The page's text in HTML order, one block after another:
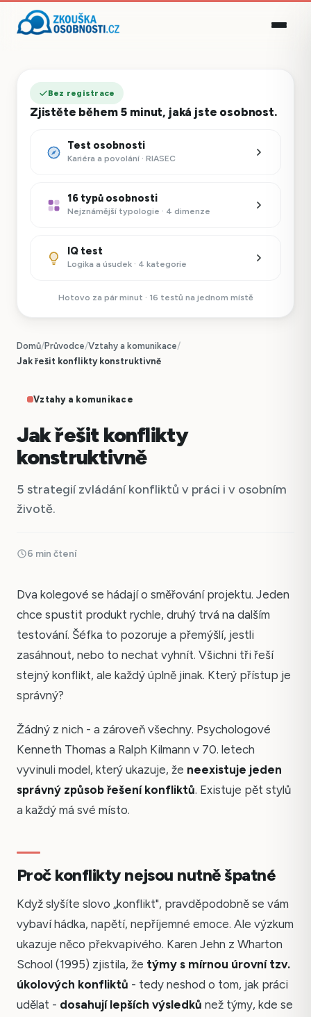
Bez registrace
Zjistěte během 5 minut, jaká jste osobnost.
Test osobnosti
Kariéra a povolání · RIASEC
16 typů osobnosti
Nejznámější typologie · 4 dimenze
IQ test
Logika a úsudek · 4 kategorie
Hotovo za pár minut · 16 testů na jednom místě
Domů/Průvodce/Vztahy a komunikace/
Jak řešit konflikty konstruktivně
Vztahy a komunikace
Jak řešit konflikty
konstruktivně
5 strategií zvládání konfliktů v práci i v osobním
životě.
6 min čtení
Dva kolegové se hádají o směřování projektu. Jeden
chce spustit produkt rychle, druhý trvá na dalším
testování. Šéfka to pozoruje a přemýšlí, jestli
zasáhnout, nebo to nechat vyhnít. Všichni tři řeší
stejný konflikt, ale každý úplně jinak. Který přístup je
správný?
Žádný z nich - a zároveň všechny. Psychologové
Kenneth Thomas a Ralph Kilmann v 70. letech
vyvinuli model, který ukazuje, že neexistuje jeden
správný způsob řešení konfliktů. Existuje pět stylů
a každý má své místo.
Proč konflikty nejsou nutně špatné
Když slyšíte slovo „konflikt", pravděpodobně se vám
vybaví hádka, napětí, nepříjemné emoce. Ale výzkum
ukazuje něco překvapivého. Karen Jehn z Wharton
School (1995) zjistila, že týmy s mírnou úrovní tzv.
úkolových konfliktů - tedy neshod o tom, jak práci
udělat - dosahují lepších výsledků než týmy, kde se